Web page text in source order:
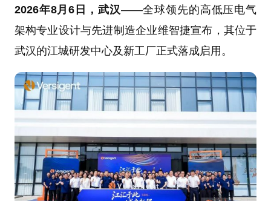
2026年8月6日，武汉——全球领先的高低压电气
架构专业设计与先进制造企业维智捷宣布，其位于
武汉的江城研发中心及新工厂正式落成启用。